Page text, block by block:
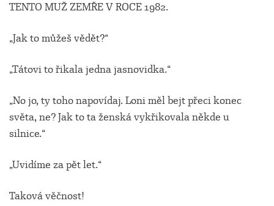
TENTO MUŽ ZEMŘE V ROCE 1982.
„Jak to můžeš vědět?“
„Tátovi to řikala jedna jasnovidka.“
„No jo, ty toho napovídaj. Loni měl bejt přeci konec
světa, ne? Jak to ta ženská vykřikovala někde u
silnice.“
„Uvidíme za pět let.“
Taková věčnost!